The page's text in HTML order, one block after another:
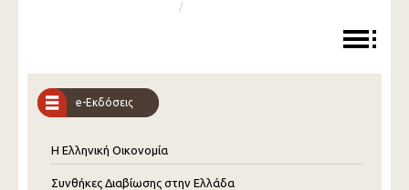
/
e-Εκδόσεις
Η Ελληνική Οικονομία
Συνθήκες Διαβίωσης στην Ελλάδα